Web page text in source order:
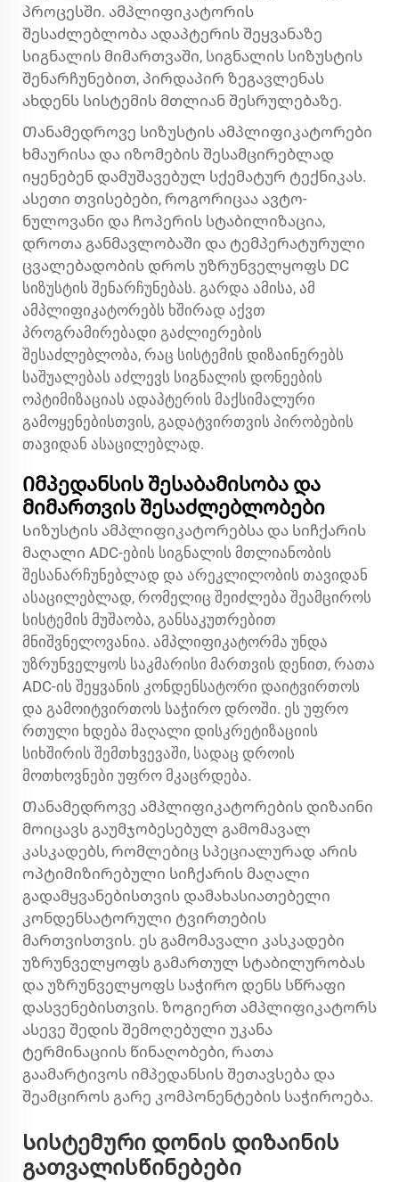
პროცესში. ამპლიფიკატორის
შესაძლებლობა ადაპტერის შეყვანაზე
სიგნალის მიმართვაში, სიგნალის სიზუსტის
შენარჩუნებით, პირდაპირ ზეგავლენას
ახდენს სისტემის მთლიან შესრულებაზე.
Თანამედროვე სიზუსტის ამპლიფიკატორები
ხმაურისა და იზომების შესამცირებლად
იყენებენ დამუშავებულ სქემატურ ტექნიკას.
ასეთი თვისებები, როგორიცაა ავტო-
ნულოვანი და ჩოპერის სტაბილიზაცია,
დროთა განმავლობაში და ტემპერატურული
ცვალებადობის დროს უზრუნველყოფს DC
სიზუსტის შენარჩუნებას. გარდა ამისა, ამ
ამპლიფიკატორებს ხშირად აქვთ
პროგრამირებადი გაძლიერების
შესაძლებლობა, რაც სისტემის დიზაინერებს
საშუალებას აძლევს სიგნალის დონეების
ოპტიმიზაციას ადაპტერის მაქსიმალური
გამოყენებისთვის, გადატვირთვის პირობების
თავიდან ასაცილებლად.
Იმპედანსის შესაბამისობა და
მიმართვის შესაძლებლობები
Სიზუსტის ამპლიფიკატორებსა და სიჩქარის
მაღალი ADC-ების სიგნალის მთლიანობის
შესანარჩუნებლად და არეკლილობის თავიდან
ასაცილებლად, რომელიც შეიძლება შეამციროს
სისტემის მუშაობა, განსაკუთრებით
მნიშვნელოვანია. ამპლიფიკატორმა უნდა
უზრუნველყოს საკმარისი მართვის დენით, რათა
ADC-ის შეყვანის კონდენსატორი დაიტვირთოს
და გამოიტვირთოს საჭირო დროში. ეს უფრო
რთული ხდება მაღალი დისკრეტიზაციის
სიხშირის შემთხვევაში, სადაც დროის
მოთხოვნები უფრო მკაცრდება.
Თანამედროვე ამპლიფიკატორების დიზაინი
მოიცავს გაუმჯობესებულ გამომავალ
კასკადებს, რომლებიც სპეციალურად არის
ოპტიმიზირებული სიჩქარის მაღალი
გადამყვანებისთვის დამახასიათებელი
კონდენსატორული ტვირთების
მართვისთვის. ეს გამომავალი კასკადები
უზრუნველყოფს გამართულ სტაბილურობას
და უზრუნველყოფს საჭირო დენს სწრაფი
დასვენებისთვის. ზოგიერთ ამპლიფიკატორს
ასევე შედის შემოღებული უკანა
ტერმინაციის წინაღობები, რათა
გაამარტივოს იმპედანსის შეთავსება და
შეამციროს გარე კომპონენტების საჭიროება.
Სისტემური დონის დიზაინის
გათვალისწინებები